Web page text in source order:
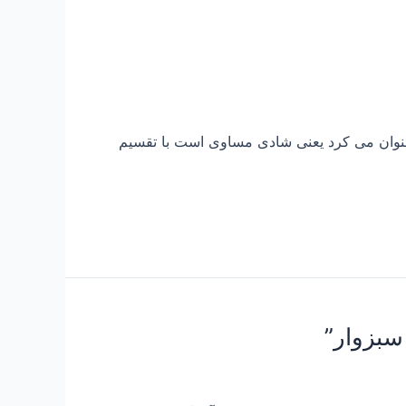
را عنوان می کرد یعنی شادی مساوی است با تقسیم